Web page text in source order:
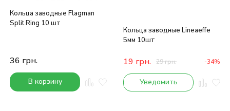
Кольца заводные Flagman
Split Ring 10 шт
36 грн.
В корзину
Кольца заводные Lineaeffe
5мм 10шт
19 грн. 29грн. -34%
Уведомить